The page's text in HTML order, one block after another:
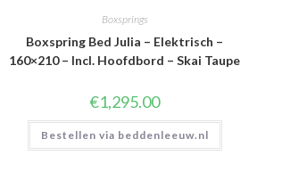
Boxsprings
Boxspring Bed Julia – Elektrisch –
160×210 – Incl. Hoofdbord – Skai Taupe
€1,295.00
Bestellen via beddenleeuw.nl